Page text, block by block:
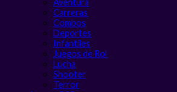
Carreras
Combos
Deportes
Infantiles
Juegos de Rol
Lucha
Shooter
Terror